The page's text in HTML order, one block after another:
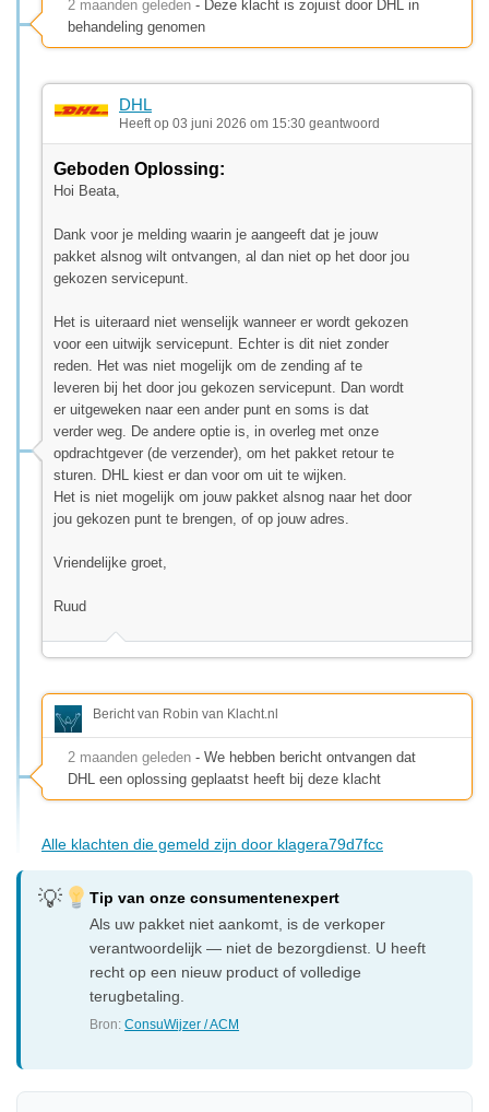
2 maanden geleden - Deze klacht is zojuist door DHL in
behandeling genomen
DHL
Heeft op 03 juni 2026 om 15:30 geantwoord
Geboden Oplossing:
Hoi Beata,
Dank voor je melding waarin je aangeeft dat je jouw
pakket alsnog wilt ontvangen, al dan niet op het door jou
gekozen servicepunt.
Het is uiteraard niet wenselijk wanneer er wordt gekozen
voor een uitwijk servicepunt. Echter is dit niet zonder
reden. Het was niet mogelijk om de zending af te
leveren bij het door jou gekozen servicepunt. Dan wordt
er uitgeweken naar een ander punt en soms is dat
verder weg. De andere optie is, in overleg met onze
opdrachtgever (de verzender), om het pakket retour te
sturen. DHL kiest er dan voor om uit te wijken.
Het is niet mogelijk om jouw pakket alsnog naar het door
jou gekozen punt te brengen, of op jouw adres.
Vriendelijke groet,
Ruud
Bericht van Robin van Klacht.nl
2 maanden geleden - We hebben bericht ontvangen dat
DHL een oplossing geplaatst heeft bij deze klacht
Alle klachten die gemeld zijn door klagera79d7fcc
Tip van onze consumentenexpert
Als uw pakket niet aankomt, is de verkoper
verantwoordelijk — niet de bezorgdienst. U heeft
recht op een nieuw product of volledige
terugbetaling.
Bron:ConsuWijzer / ACM